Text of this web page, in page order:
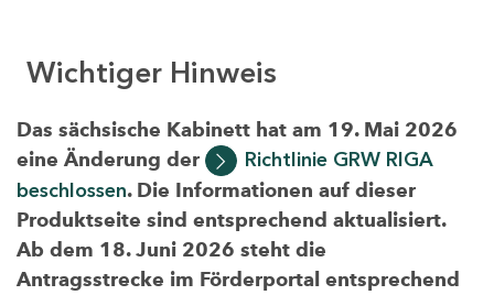
Wichtiger Hinweis
Das sächsische Kabinett hat am 19. Mai 2026
eine Änderung der
Richtlinie GRW RIGA
beschlossen. Die Informationen auf dieser
Produktseite sind entsprechend aktualisiert.
Ab dem 18. Juni 2026 steht die
Antragsstrecke im Förderportal entsprechend